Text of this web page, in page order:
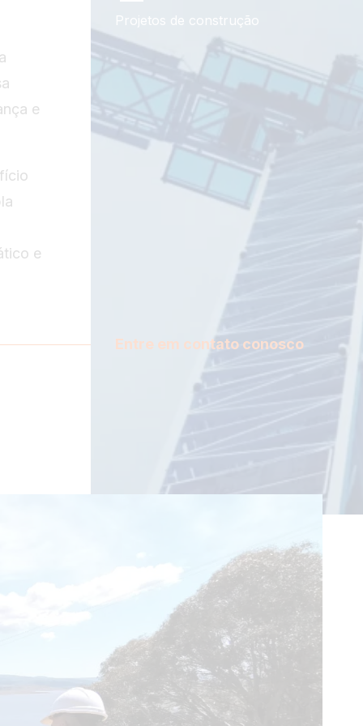
e
e
Projetos de construção
Entre em contato conosco